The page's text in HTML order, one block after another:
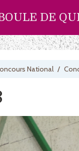
DE
National /